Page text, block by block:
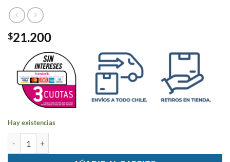
$21.200
Hay existencias